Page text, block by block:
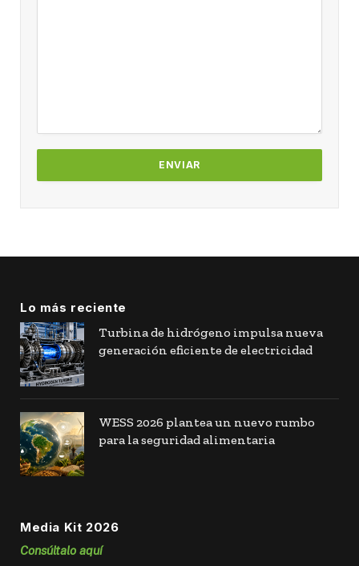
Lo más reciente
Turbina de hidrógeno impulsa nueva
generación eficiente de electricidad
WESS 2026 plantea un nuevo rumbo
para la seguridad alimentaria
Media Kit 2026
Consúltalo aquí